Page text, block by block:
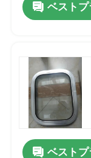
ベストプ
ベストプ